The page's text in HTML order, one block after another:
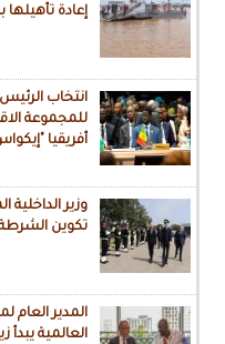
إعادة
انتخاب
للمجموعة
أفريقيا
وزير الداخلية
تكوين
المدير
العالمية يبدأ